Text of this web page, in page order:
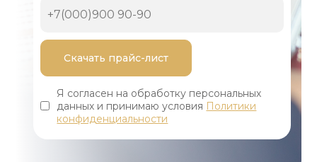
Я согласен на обработку персональных
данных и принимаю условия Политики
конфиденциальности